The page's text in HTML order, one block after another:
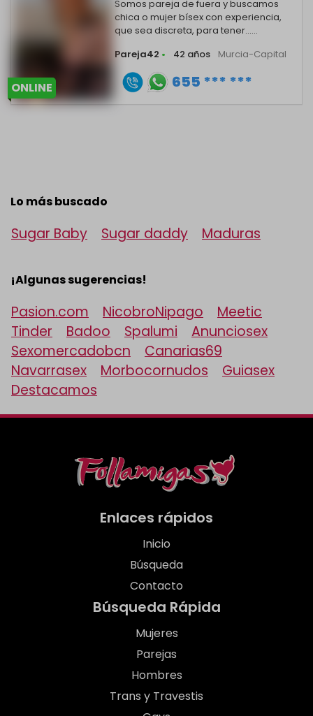
ONLINE
Somos pareja de fuera y buscamos
chica o mujer bísex con experiencia,
que sea discreta, para tener......
Pareja42 • 42 años Murcia-Capital
655 *** ***
Lo más buscado
Sugar Baby Sugar daddy Maduras
¡Algunas sugerencias!
Pasion.com NicobroNipago
Meetic
Tinder
Badoo Spalumi
Anunciosex
Sexomercadobcn
Canarias69
Navarrasex
Morbocornudos
Guiasex
Destacamos
Enlaces rápidos
Inicio
Búsqueda
Contacto
Búsqueda Rápida
Mujeres
Parejas
Hombres
Trans y Travestis